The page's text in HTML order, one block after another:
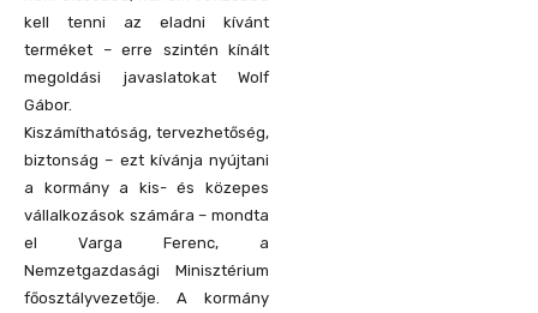
kell tenni az eladni kívánt
terméket – erre szintén kínált
megoldási javaslatokat Wolf
Gábor.
Kiszámíthatóság, tervezhetőség,
biztonság – ezt kívánja nyújtani
a kormány a kis- és közepes
vállalkozások számára – mondta
el Varga Ferenc, a
Nemzetgazdasági Minisztérium
főosztályvezetője. A kormány